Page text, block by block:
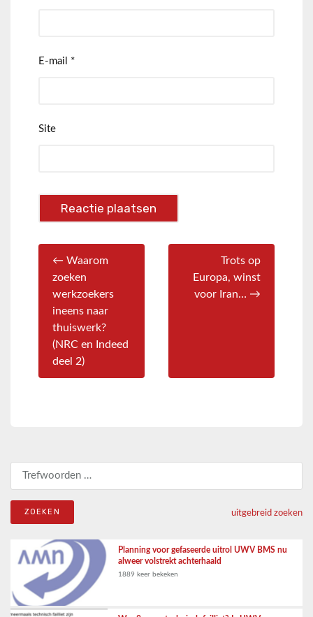
E-mail *
Site
← Waarom
zoeken
werkzoekers
ineens naar
thuiswerk?
(NRC en Indeed
deel 2)
Trots op
Europa, winst
voor Iran… →
uitgebreid zoeken
Planning voor gefaseerde uitrol UWV BMS nu
alweer volstrekt achterhaald
1889 keer bekeken